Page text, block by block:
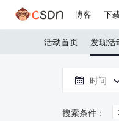
博客 下
活动首页 发现活
 时间